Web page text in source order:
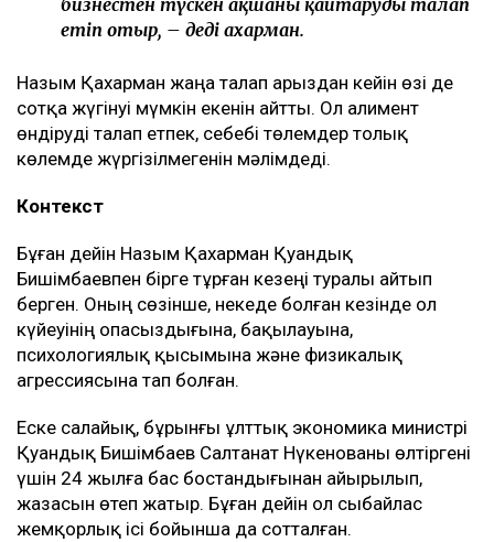
бизнестен түскен ақшаны қайтаруды талап
етіп отыр, – деді Қахарман.
Назым Қахарман жаңа талап арыздан кейін өзі де
сотқа жүгінуі мүмкін екенін айтты. Ол алимент
өндіруді талап етпек, себебі төлемдер толық
көлемде жүргізілмегенін мәлімдеді.
Контекст
Бұған дейін Назым Қахарман Қуандық
Бишімбаевпен бірге тұрған кезеңі туралы айтып
берген. Оның сөзінше, некеде болған кезінде ол
күйеуінің опасыздығына, бақылауына,
психологиялық қысымына және физикалық
агрессиясына тап болған.
Еске салайық, бұрынғы ұлттық экономика министрі
Қуандық Бишімбаев Салтанат Нүкенованы өлтіргені
үшін 24 жылға бас бостандығынан айырылып,
жазасын өтеп жатыр. Бұған дейін ол сыбайлас
жемқорлық ісі бойынша да сотталған.